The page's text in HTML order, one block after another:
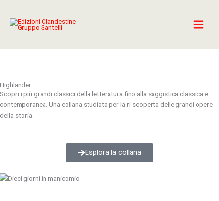
contenuto
Highlander
Scopri i più grandi classici della letteratura fino alla saggistica classica e
contemporanea. Una collana studiata per la ri-scoperta delle grandi opere
della storia.
Esplora la collana